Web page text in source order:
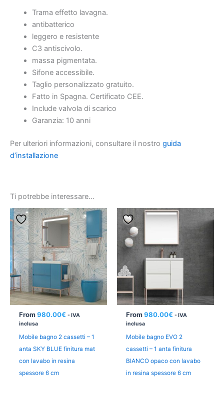
Trama effetto lavagna.
antibatterico
leggero e resistente
C3 antiscivolo.
massa pigmentata.
Sifone accessibile.
Taglio personalizzato gratuito.
Fatto in Spagna. Certificato CEE.
Include valvola di scarico
Garanzia: 10 anni
Per ulteriori informazioni, consultare il nostro guida
d’installazione
Ti potrebbe interessare…
From 980.00€ - IVA
inclusa
Mobile bagno 2 cassetti – 1
anta SKY BLUE finitura mat
con lavabo in resina
spessore 6 cm
From 980.00€ - IVA
inclusa
Mobile bagno EVO 2
cassetti – 1 anta finitura
BIANCO opaco con lavabo
in resina spessore 6 cm